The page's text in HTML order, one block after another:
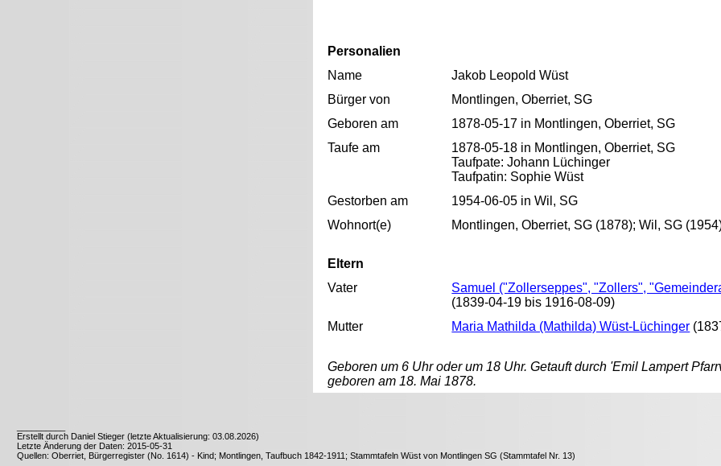
Personalien
Name
Jakob Leopold Wüst
Bürger von
Montlingen, Oberriet, SG
Geboren am
1878-05-17 in Montlingen, Oberriet, SG
Taufe am
1878-05-18 in Montlingen, Oberriet, SG
Taufpate: Johann Lüchinger
Taufpatin: Sophie Wüst
Gestorben am
1954-06-05 in Wil, SG
Wohnort(e)
Montlingen, Oberriet, SG (1878); Wil, SG
Eltern
Vater
Samuel ("Zollerseppes", "Zollers",
(1839-04-19 bis 1916-08-09)
Mutter
Maria Mathilda (Mathilda) Wüst-Lüchinger
Geboren um 6 Uhr oder um 18 Uhr. Getauft durch 'Emil Lampert
geboren am 18. Mai 1878.
Erstellt durch Daniel Stieger (letzte Aktualisierung: 03.08.2026)
Letzte Änderung der Daten: 2015-05-31
Quellen: Oberriet, Bürgerregister (No. 1614) - Kind; Montlingen, Taufbuch 1842-1911; Stammtafeln Wüst von Montlingen SG (Stammtafel Nr. 13)